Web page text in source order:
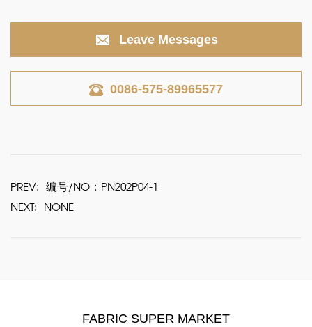
Leave Messages
0086-575-89965577
PREV: 编号/NO：PN202P04-1
NEXT: NONE
FABRIC SUPER MARKET